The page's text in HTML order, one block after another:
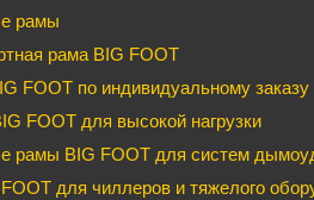
рамы
рама BIG FOOT
FOOT по индивидуальному заказу
FOOT для высокой нагрузки
рамы BIG FOOT для систем
для чиллеров и тяжелого